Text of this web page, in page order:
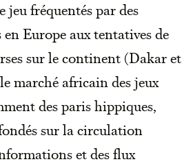
jeu fréquentés par des
Europe aux tentatives de
sur le continent (Dakar et
marché africain des jeux
des paris hippiques,
sur la circulation
et des flux